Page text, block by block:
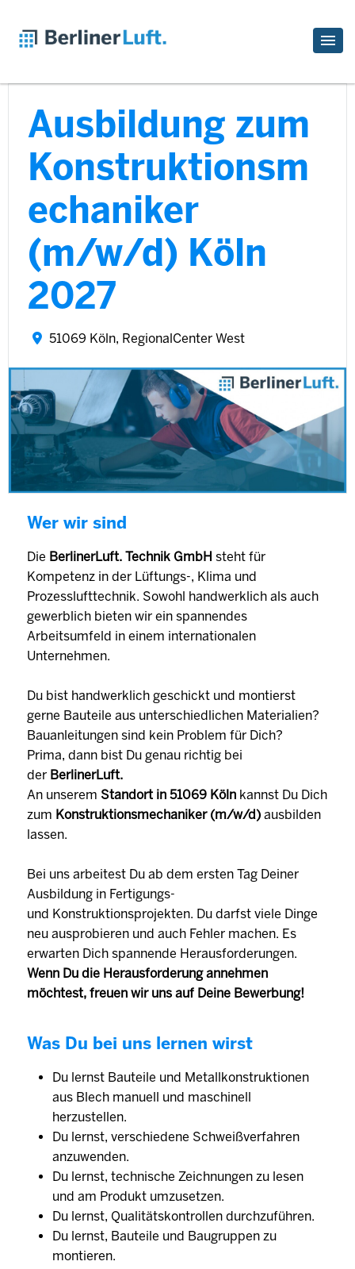
Ausbildung zum
Konstruktionsm
echaniker
(m/w/d) Köln
2027
51069 Köln, RegionalCenter West
Wer wir sind
Die BerlinerLuft. Technik GmbH steht für
Kompetenz in der Lüftungs-, Klima und
Prozesslufttechnik. Sowohl handwerklich als auch
gewerblich bieten wir ein spannendes
Arbeitsumfeld in einem internationalen
Unternehmen.
Du bist handwerklich geschickt und montierst
gerne Bauteile aus unterschiedlichen Materialien?
Bauanleitungen sind kein Problem für Dich?
Prima, dann bist Du genau richtig bei
der BerlinerLuft.
An unserem Standort in 51069 Köln kannst Du Dich
zum Konstruktionsmechaniker (m/w/d) ausbilden
lassen.
Bei uns arbeitest Du ab dem ersten Tag Deiner
Ausbildung in Fertigungs-
und Konstruktionsprojekten. Du darfst viele Dinge
neu ausprobieren und auch Fehler machen. Es
erwarten Dich spannende Herausforderungen.
Wenn Du die Herausforderung annehmen
möchtest, freuen wir uns auf Deine Bewerbung!
Was Du bei uns lernen wirst
Du lernst Bauteile und Metallkonstruktionen
aus Blech manuell und maschinell
herzustellen.
Du lernst, verschiedene Schweißverfahren
anzuwenden.
Du lernst, technische Zeichnungen zu lesen
und am Produkt umzusetzen.
Du lernst, Qualitätskontrollen durchzuführen.
Du lernst, Bauteile und Baugruppen zu
montieren.